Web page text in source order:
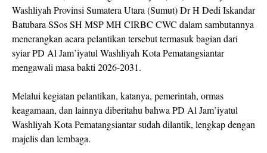
Washliyah Provinsi Sumatera Utara (Sumut) Dr H Dedi Iskandar
Batubara SSos SH MSP MH CIRBC CWC dalam sambutannya
menerangkan acara pelantikan tersebut termasuk bagian dari
syiar PD Al Jam’iyatul Washliyah Kota Pematangsiantar
mengawali masa bakti 2026-2031.
Melalui kegiatan pelantikan, katanya, pemerintah, ormas
keagamaan, dan lainnya diberitahu bahwa PD Al Jam’iyatul
Washliyah Kota Pematangsiantar sudah dilantik, lengkap dengan
majelis dan lembaga.